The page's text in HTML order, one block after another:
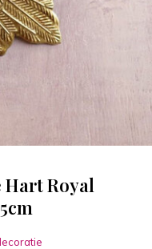
Royal